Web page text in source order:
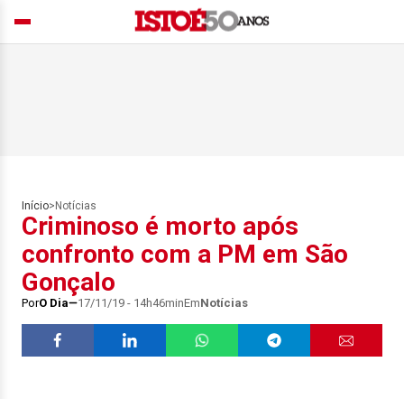
Início> Notícias
Criminoso é morto após
confronto com a PM em São
Gonçalo
PorO Dia 17/11/19 - 14h46minEmNotícias